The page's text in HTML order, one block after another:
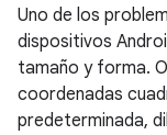
Uno de los
dispositivos
tamaño y forma.
coordenadas
predeterminada,